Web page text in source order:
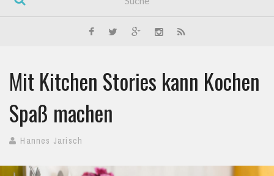
Mit Kitchen Stories kann Kochen
Spaß machen
Hannes Jarisch